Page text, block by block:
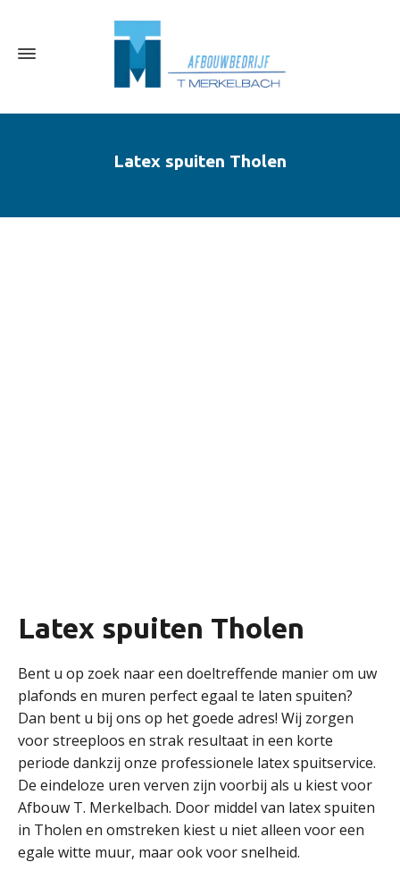
Latex spuiten Tholen
Latex spuiten Tholen
Bent u op zoek naar een doeltreffende manier om uw
plafonds en muren perfect egaal te laten spuiten?
Dan bent u bij ons op het goede adres! Wij zorgen
voor streeploos en strak resultaat in een korte
periode dankzij onze professionele latex spuitservice.
De eindeloze uren verven zijn voorbij als u kiest voor
Afbouw T. Merkelbach. Door middel van latex spuiten
in Tholen en omstreken kiest u niet alleen voor een
egale witte muur, maar ook voor snelheid.